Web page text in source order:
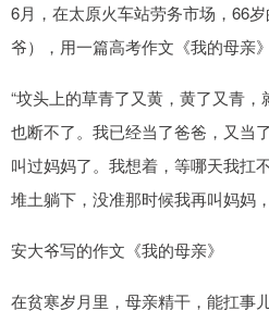
6月，在太原火车站劳务市场，66
爷），用一篇高考作文《我的母亲
“坟头上的草青了又黄，黄了又青
也断不了。我已经当了爸爸，又当
叫过妈妈了。我想着，等哪天我扛
堆土躺下，没准那时候我再叫妈妈
安大爷写的作文《我的母亲》
在贫寒岁月里，母亲精干，能扛事